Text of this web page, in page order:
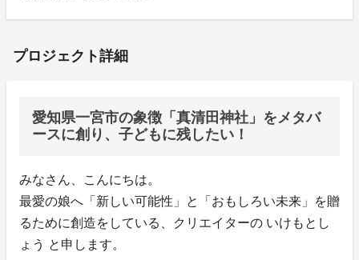
プロジェクト詳細
愛知県一宮市の象徴「真清田神社」をメタバ
ースに創り、子どもに残したい！
みなさん、こんにちは。
最愛の娘へ「新しい可能性」と「おもしろい未来」を贈
るために創造をしている、クリエイターの いけもとし
ょう と申します。